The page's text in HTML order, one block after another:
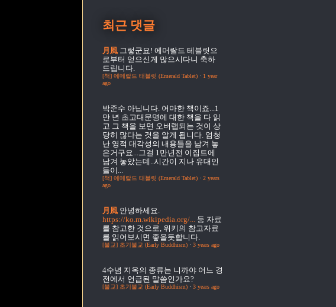
최근 댓글
月風 그렇군요! 에머랄드 테블릿으
로부터 얻으신게 많으시다니 축하
드립니다.
[책] 에메랄드 태블릿 (Emerald Tablet) · 1 year
ago
박준수 아닙니다. 어마한 책이죠...1
만 년 초고대문명에 대한 책을 다 읽
고 그 책을 보면 오버랩되는 것이 상
당히 많다는 것을 알게 됩니다. 엄청
난 영적 대각성의 내용들을 남겨 놓
은거구요...그걸 1만년전 이집트에
남겨 놓았는데..시간이 지나 유대인
들이...
[책] 에메랄드 태블릿 (Emerald Tablet) · 2 years
ago
月風 안녕하세요.
https://ko.m.wikipedia.org/... 등 자료
를 참고한 것으로, 위키의 참고자료
를 읽어보시면 좋을듯합니다.
[불교] 초기불교 (Early Buddhism) · 3 years ago
4수념 지옥의 종류는 니까야 어느 경
전에서 언급된 말씀인가요?
[불교] 초기불교 (Early Buddhism) · 3 years ago